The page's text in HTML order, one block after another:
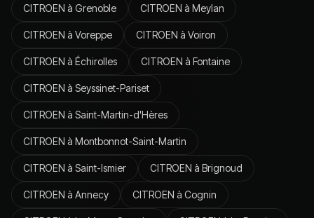
CITROEN à Grenoble CITROEN à Meylan
CITROEN à Voreppe CITROEN à Voiron
CITROEN à Échirolles CITROEN à Fontaine
CITROEN à Seyssinet-Pariset
CITROEN à Saint-Martin-d'Hères
CITROEN à Montbonnot-Saint-Martin
CITROEN à Saint-Ismier CITROEN à Brignoud
CITROEN à Annecy CITROEN à Cognin